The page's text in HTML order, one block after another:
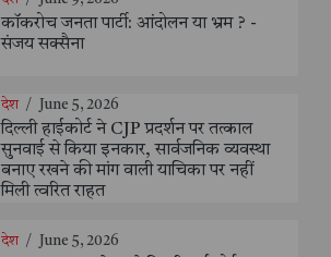
कॉकरोच जनता पार्टी: आंदोलन या भ्रम ? -
संजय सक्सैना
देश / June 5, 2026
दिल्ली हाईकोर्ट ने CJP प्रदर्शन पर तत्काल
सुनवाई से किया इनकार, सार्वजनिक व्यवस्था
बनाए रखने की मांग वाली याचिका पर नहीं
मिली त्वरित राहत
देश / June 5, 2026